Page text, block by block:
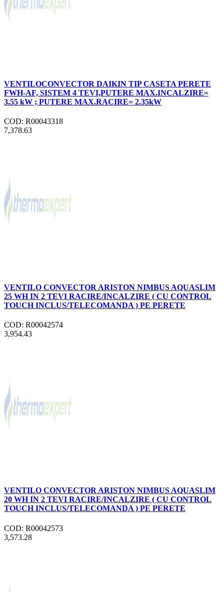
VENTILOCONVECTOR DAIKIN TIP CASETA PERETE
FWH-AF, SISTEM 4 TEVI,PUTERE MAX.INCALZIRE=
3.55 kW ; PUTERE MAX.RACIRE= 2.35kW
COD: R00043318
7,378.63
VENTILO CONVECTOR ARISTON NIMBUS AQUASLIM
25 WH IN 2 TEVI RACIRE/INCALZIRE ( CU CONTROL
TOUCH INCLUS/TELECOMANDA ) PE PERETE
COD: R00042574
3,954.43
VENTILO CONVECTOR ARISTON NIMBUS AQUASLIM
20 WH IN 2 TEVI RACIRE/INCALZIRE ( CU CONTROL
TOUCH INCLUS/TELECOMANDA ) PE PERETE
COD: R00042573
3,573.28